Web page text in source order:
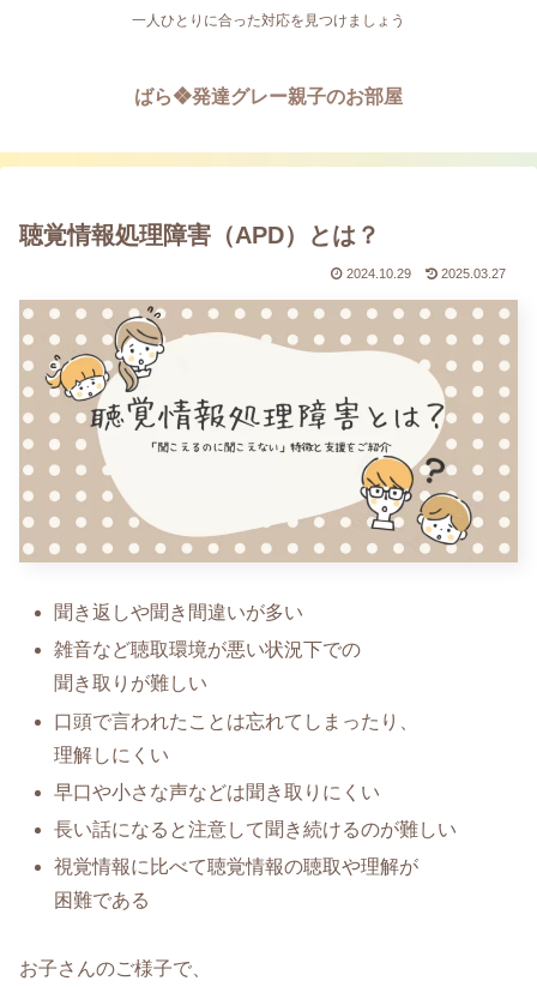
一人ひとりに合った対応を見つけましょう
ばら❖発達グレー親子のお部屋
聴覚情報処理障害（APD）とは？
2024.10.29 2025.03.27
聞き返しや聞き間違いが多い
雑音など聴取環境が悪い状況下での
聞き取りが難しい
口頭で言われたことは忘れてしまったり、
理解しにくい
早口や小さな声などは聞き取りにくい
長い話になると注意して聞き続けるのが難しい
視覚情報に比べて聴覚情報の聴取や理解が
困難である
お子さんのご様子で、